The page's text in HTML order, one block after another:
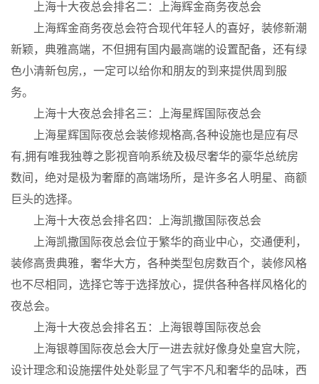
上海十大夜总会排名二：上海辉金商务夜总会
上海辉金商务夜总会符合现代年轻人的喜好，装修新潮
新颖，典雅高端，不但拥有国内最高端的设置配备，还有绿
色小清新包房,，一定可以给你和朋友的到来提供周到服
务。
上海十大夜总会排名三：上海星辉国际夜总会
上海星辉国际夜总会装修规格高,各种设施也是应有尽
有,拥有唯我独尊之影视音响系统及极尽奢华的豪华总统房
数间，绝对是极为奢靡的高端场所，是许多名人明星、商额
巨头的选择。
上海十大夜总会排名四：上海凯撒国际夜总会
上海凯撒国际夜总会位于繁华的商业中心，交通便利，
装修高贵典雅，奢华大方，各种类型包房数百个，装修风格
也不尽相同，选择它等于选择放心，提供各种各样风格化的
夜总会。
上海十大夜总会排名五：上海银尊国际夜总会
上海银尊国际夜总会大厅一进去就好像身处皇宫大院，
设计理念和设施摆件处处彰显了气宇不凡和奢华的品味，西